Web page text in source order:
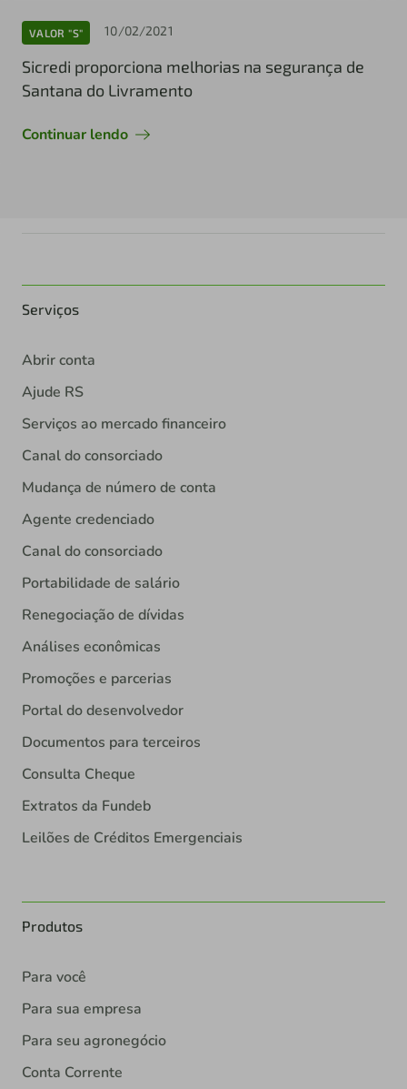
VALOR "S" 10/02/2021
Sicredi proporciona melhorias na segurança de
Santana do Livramento
Continuar lendo
Serviços
Abrir conta
Ajude RS
Serviços ao mercado financeiro
Canal do consorciado
Mudança de número de conta
Agente credenciado
Canal do consorciado
Portabilidade de salário
Renegociação de dívidas
Análises econômicas
Promoções e parcerias
Portal do desenvolvedor
Documentos para terceiros
Consulta Cheque
Extratos da Fundeb
Leilões de Créditos Emergenciais
Produtos
Para você
Para sua empresa
Para seu agronegócio
Conta Corrente